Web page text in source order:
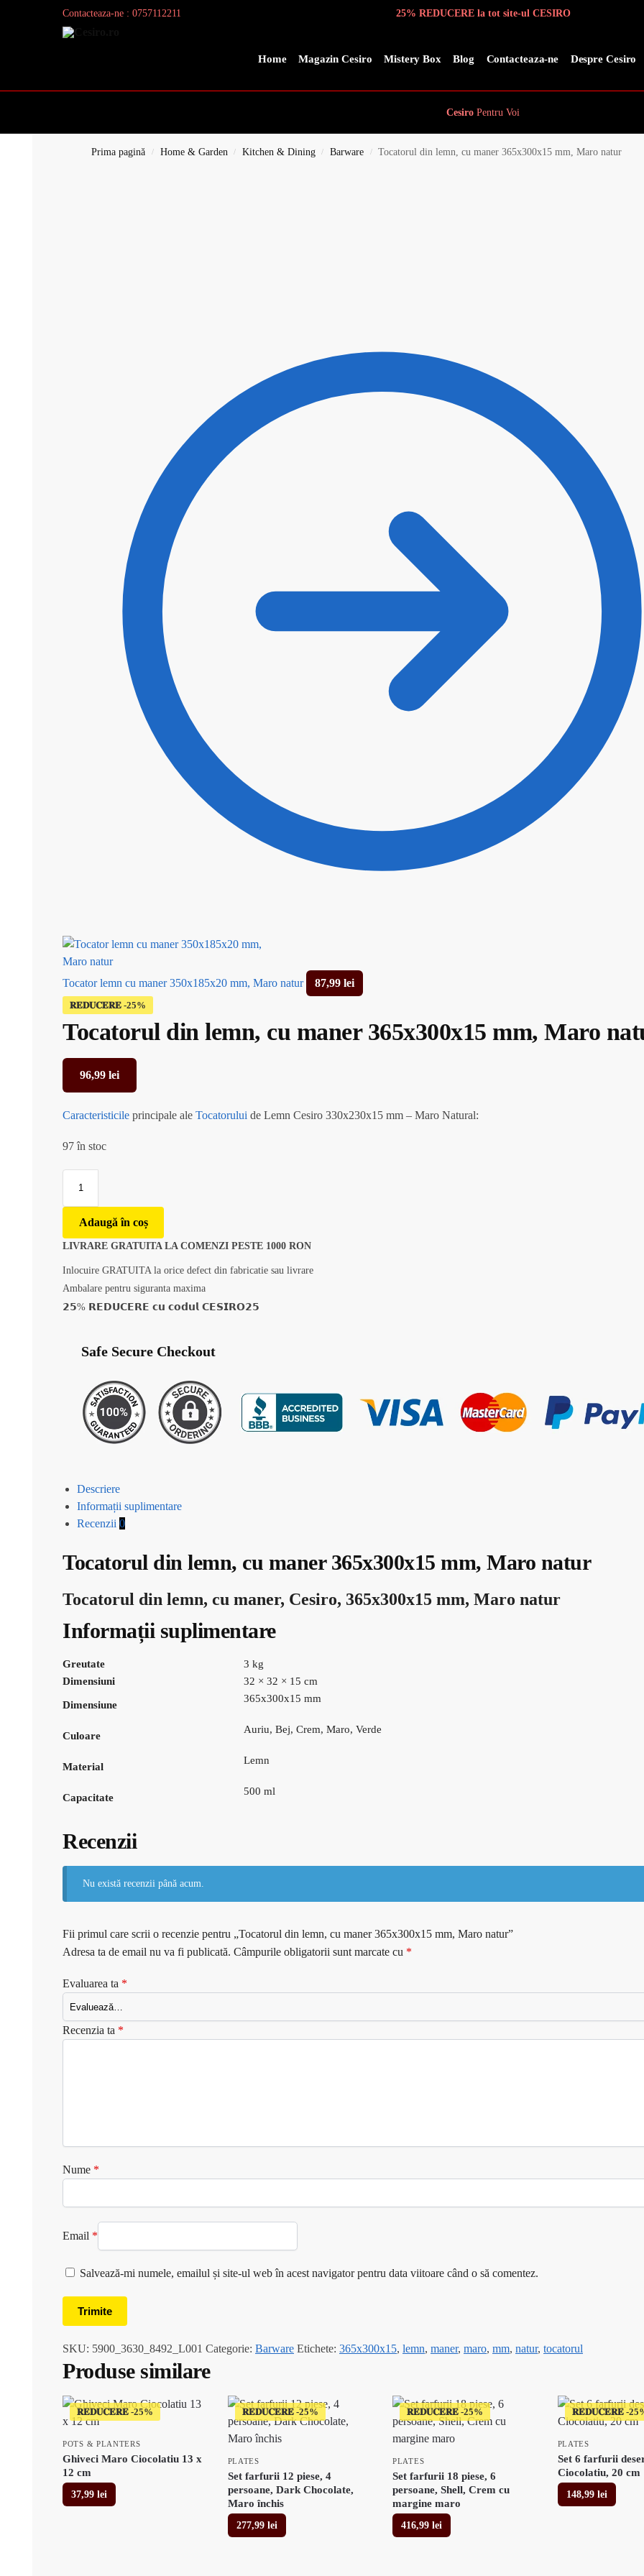
Contacteaza-ne : 0757112211 25% REDUCERE la tot site-ul CESIRO
Home Magazin Cesiro Mistery Box Blog Contacteaza-ne Despre Cesiro
Search
Cesiro Pentru Voi
Prima pagină / Home & Garden / Kitchen & Dining / Barware / Tocatorul din lemn, cu maner 365x300x15 mm, Maro natur
Tocator lemn cu maner 350x185x20 mm, Maro natur 87,99 lei
𝐑𝐄𝐃𝐔𝐂𝐄𝐑𝐄
Tocatorul din lemn, cu maner 365x300x15 mm, Maro
96,99 lei
Caracteristicile principale ale Tocatorului de Lemn Cesiro 330x230x15 mm – Maro Natural:
97 în stoc
Adaugă în coș
LIVRARE GRATUITA LA COMENZI PESTE 1000 RON
Inlocuire GRATUITA la orice defect din fabricatie sau livrare
Ambalare pentru siguranta maxima
𝟮𝟱% 𝗥𝗘𝗗𝗨𝗖𝗘𝗥𝗘 𝗰𝘂 𝗰𝗼𝗱𝘂𝗹 𝗖𝗘𝗦𝗜𝗥𝗢𝟮𝟱
Safe Secure Checkout
Descriere
Informații suplimentare
Recenzii 0
Tocatorul din lemn, cu maner 365x300x15 mm, Maro natur
Tocatorul din lemn, cu maner, Cesiro, 365x300x15 mm, Maro natur
Informații suplimentare
Greutate
3 kg
Dimensiuni
32 × 32 × 15 cm
Dimensiune
365x300x15 mm
Culoare
Auriu, Bej, Crem, Maro, Verde
Material
Lemn
Capacitate
500 ml
Recenzii
Nu există recenzii până acum.
Fii primul care scrii o recenzie pentru „Tocatorul din lemn, cu maner 365x300x15 mm, Maro natur”
Adresa ta de email nu va fi publicată. Câmpurile obligatorii sunt marcate cu *
Evaluarea ta *
Recenzia ta *
Nume *
Email *
Salvează-mi numele, emailul și site-ul web în acest navigator pentru data viitoare când o să comentez.
SKU: 5900_3630_8492_L001 Categorie: Barware Etichete: 365x300x15, lemn, maner, maro, mm, natur, tocatorul
Produse similare
𝐑𝐄𝐃𝐔𝐂𝐄𝐑𝐄
POTS & PLANTERS
Ghiveci Maro Ciocolatiu 13 x
12 cm
37,99 lei
𝐑𝐄𝐃𝐔𝐂𝐄𝐑𝐄
PLATES
Set farfurii 12 piese, 4
persoane, Dark Chocolate,
Maro închis
277,99 lei
𝐑𝐄𝐃𝐔𝐂𝐄𝐑𝐄
PLATES
Set farfurii 18 piese, 6
persoane, Shell, Crem cu
margine maro
416,99lei
𝐑𝐄𝐃𝐔𝐂𝐄𝐑𝐄
PLATES
Set 6 farfurii
Ciocolatiu, 20 cm
148,99 lei